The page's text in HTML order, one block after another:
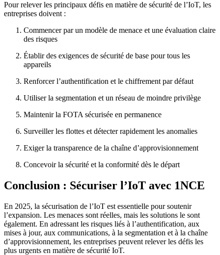
Pour relever les principaux défis en matière de sécurité de l’IoT, les
entreprises doivent :
Commencer par un modèle de menace et une évaluation claire
des risques
Établir des exigences de sécurité de base pour tous les
appareils
Renforcer l’authentification et le chiffrement par défaut
Utiliser la segmentation et un réseau de moindre privilège
Maintenir la FOTA sécurisée en permanence
Surveiller les flottes et détecter rapidement les anomalies
Exiger la transparence de la chaîne d’approvisionnement
Concevoir la sécurité et la conformité dès le départ
Conclusion : Sécuriser l’IoT avec 1NCE
En 2025, la sécurisation de l’IoT est essentielle pour soutenir
l’expansion. Les menaces sont réelles, mais les solutions le sont
également. En adressant les risques liés à l’authentification, aux
mises à jour, aux communications, à la segmentation et à la chaîne
d’approvisionnement, les entreprises peuvent relever les défis les
plus urgents en matière de sécurité IoT.